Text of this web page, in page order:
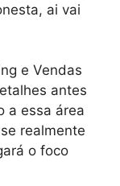
ai vai
e Vendas
antes
a essa área
realmente
o foco